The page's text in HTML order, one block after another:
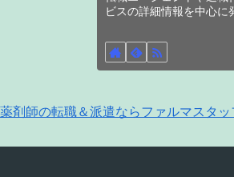
ビスの詳細情報を中心に
薬剤師の転職＆派遣ならファルマスタッ